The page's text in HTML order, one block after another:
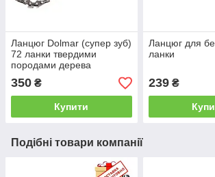
Ланцюг Dolmar (супер зуб)
72 ланки твердими
породами дерева
350 ₴
Купити
Ланцюг для
ланки
239₴
Подібні товари компанії